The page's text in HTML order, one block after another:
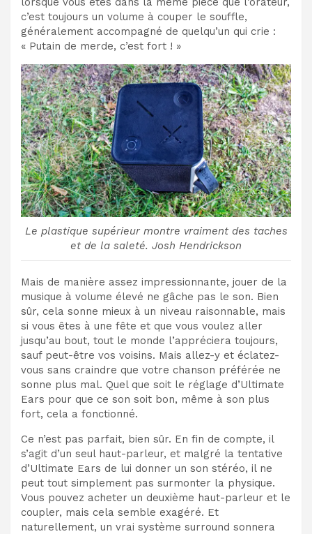
c’est toujours un volume à couper le souffle,
généralement accompagné de quelqu’un qui crie :
« Putain de merde, c’est fort ! »
Le plastique supérieur montre vraiment des taches
et de la saleté. Josh Hendrickson
Mais de manière assez impressionnante, jouer de la
musique à volume élevé ne gâche pas le son. Bien
sûr, cela sonne mieux à un niveau raisonnable, mais
si vous êtes à une fête et que vous voulez aller
jusqu’au bout, tout le monde l’appréciera toujours,
sauf peut-être vos voisins. Mais allez-y et éclatez-
vous sans craindre que votre chanson préférée ne
sonne plus mal. Quel que soit le réglage d’Ultimate
Ears pour que ce son soit bon, même à son plus
fort, cela a fonctionné.
Ce n’est pas parfait, bien sûr. En fin de compte, il
s’agit d’un seul haut-parleur, et malgré la tentative
d’Ultimate Ears de lui donner un son stéréo, il ne
peut tout simplement pas surmonter la physique.
Vous pouvez acheter un deuxième haut-parleur et le
coupler, mais cela semble exagéré. Et
naturellement, un vrai système surround sonnera